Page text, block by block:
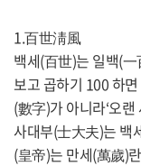
선조얼
참여마당
1.百世淸風
백세(百世)는 일백(
보고 곱하기 100 하
(數字)가 아니라‘오
사대부(士大夫)는 백
(皇帝)는 만세(萬歲)